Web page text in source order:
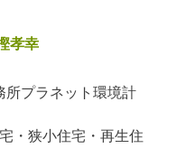
孝幸
所プラネット環境計
・狭小住宅・再生住